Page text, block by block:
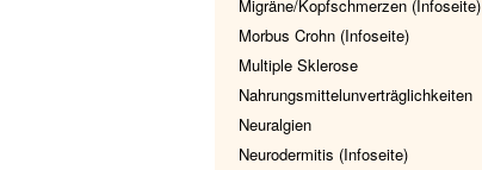
Migräne/Kopfschmerzen (Infoseite)
Morbus Crohn (Infoseite)
Multiple Sklerose
Nahrungsmittelunverträglichkeiten
Neuralgien
Neurodermitis (Infoseite)